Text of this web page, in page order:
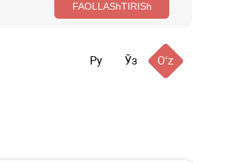
FAOLLAShTIRISh
Ру Ўз Oʻz